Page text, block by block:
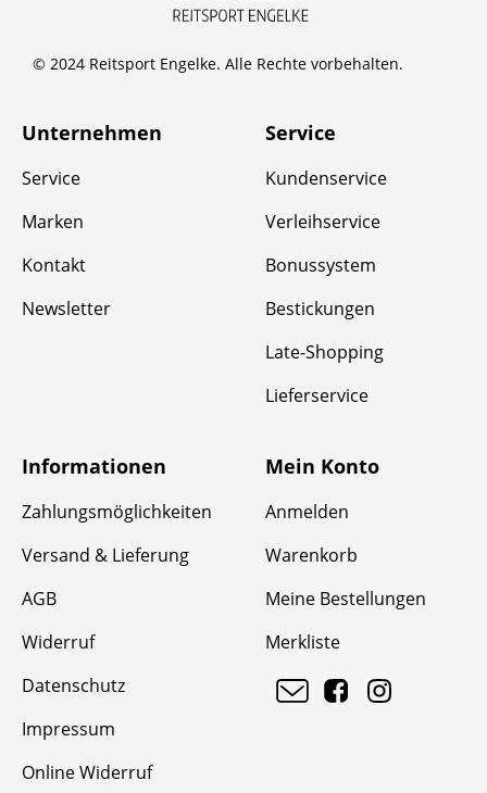
© 2024 Reitsport Engelke. Alle Rechte vorbehalten.
Unternehmen
Service
Marken
Kontakt
Newsletter
Service
Kundenservice
Verleihservice
Bonussystem
Bestickungen
Late-Shopping
Lieferservice
Informationen
Zahlungsmöglichkeiten
Versand & Lieferung
AGB
Widerruf
Datenschutz
Impressum
Online Widerruf
Mein Konto
Anmelden
Warenkorb
Meine Bestellungen
Merkliste